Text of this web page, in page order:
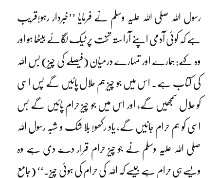
رسول اللہ صلی اللہ علیہ وسلم نے فرمایا ’’خبردار رہو!قریب
ہے کہ کوئی آدمی اپنے آراستہ تخت پر ٹیک لگائے بیٹھا ہو اور
وہ کہے: ہمارے اور تمہارے درمیان (فیصلے کی چیز) بس اللہ
کی کتاب ہے۔ اس میں جو چیز ہم حلال پائیں گے پس اسی
کو حلال سمجھیں گے، اور اس میں جو چیز حرام پائیں گے بس
اسی کو ہم حرام جانیں گے، یاد رکھو! بلا شک و شبہ رسول اللہ
صلی اللہ علیہ وسلم نے جو چیز حرام قرار دے دی ہے وہ
ویسے ہی حرام ہے جیسے کہ اللہ کی حرام کی ہوئی چیز۔‘‘ (جامع